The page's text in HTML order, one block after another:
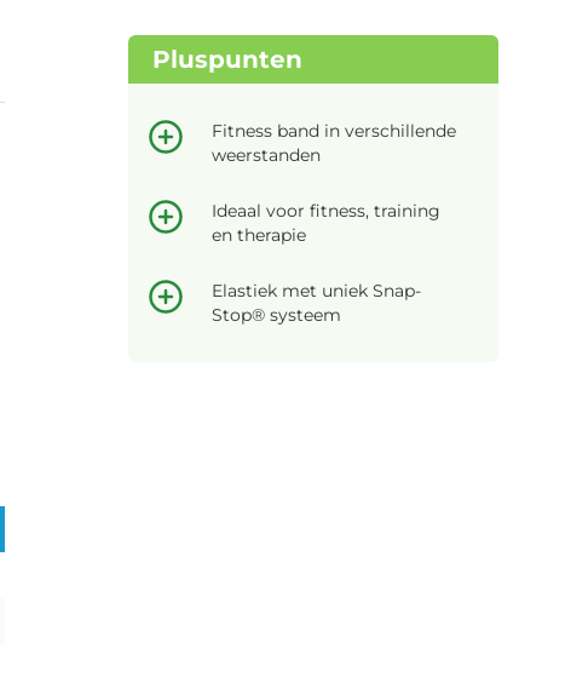
Pluspunten
Fitness band in verschillende
weerstanden
Ideaal voor fitness, training
en therapie
Elastiek met uniek Snap-
Stop® systeem